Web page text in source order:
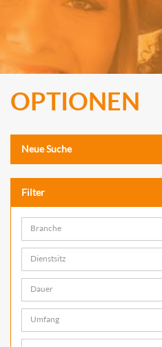
OPTIONEN
Neue Suche
Filter
Branche
Dienstsitz
Dauer
Umfang